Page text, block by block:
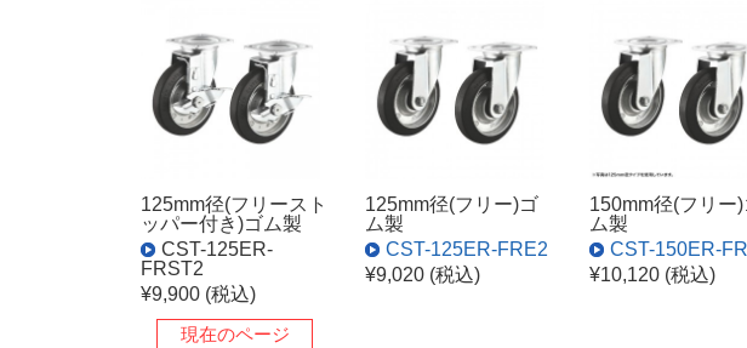
125mm径(フリースト
ッパー付き)ゴム製
CST-125ER-
FRST2
¥9,900 (税込)
現在のページ
125mm径(フリー)ゴ
ム製
CST-125ER-FRE2
¥9,020 (税込)
150mm径(フリー
ム製
CST-150ER-
¥10,120 (税込)